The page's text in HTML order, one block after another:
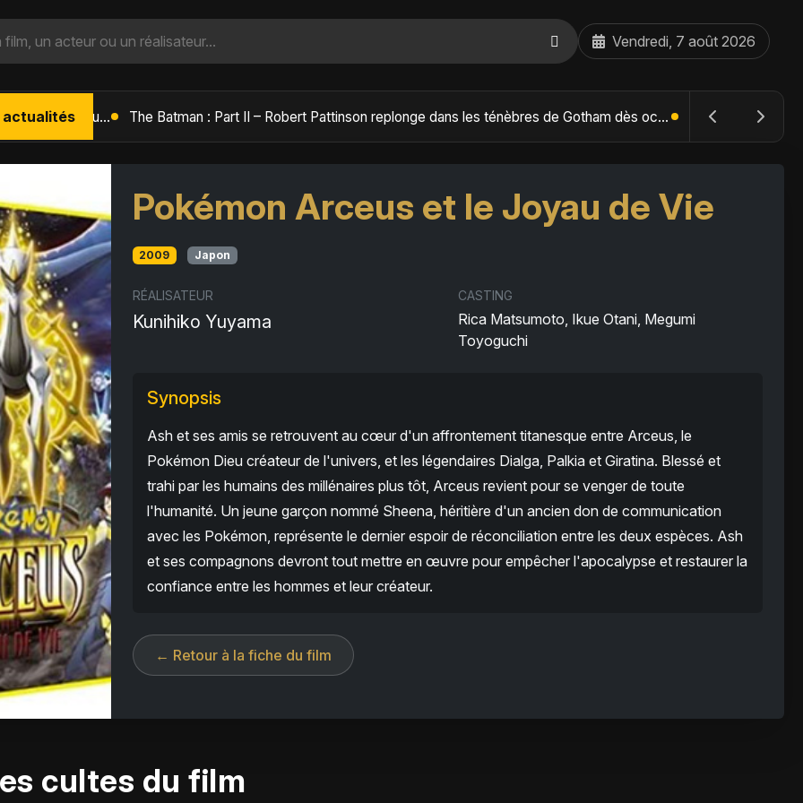
Vendredi, 7 août 2026
actualités L'Âge de Glace : Le Réveil du Volcan – Manny, Sid et Diego de retour pour une aventure explosive The Batman : Part II – Robert Pattinson replonge dans les ténèbres de Gotham dès octobre 2027
Pokémon Arceus et le Joyau de Vie
2009 Japon
RÉALISATEUR
Kunihiko Yuyama
CASTING
Rica Matsumoto, Ikue Otani, Megumi
Toyoguchi
Synopsis
Ash et ses amis se retrouvent au cœur d'un affrontement titanesque entre Arceus, le
Pokémon Dieu créateur de l'univers, et les légendaires Dialga, Palkia et Giratina. Blessé et
trahi par les humains des millénaires plus tôt, Arceus revient pour se venger de toute
l'humanité. Un jeune garçon nommé Sheena, héritière d'un ancien don de communication
avec les Pokémon, représente le dernier espoir de réconciliation entre les deux espèces. Ash
et ses compagnons devront tout mettre en œuvre pour empêcher l'apocalypse et restaurer la
confiance entre les hommes et leur créateur.
← Retour à la fiche du film
cultes du film